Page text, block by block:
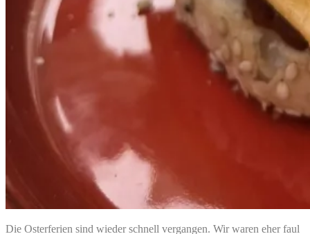
Die Osterferien sind wieder schnell vergangen. Wir waren eher faul